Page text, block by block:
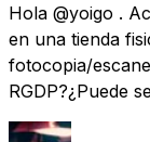
Hola @yoigo .
en una tienda
fotocopia/
RGDP?¿Puede